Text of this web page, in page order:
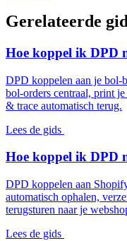
Gerelateerde
Hoe koppel ik DPD
DPD koppelen aan je
bol-orders centraal, print
& trace automatisch terug.
Lees de gids
Hoe koppel ik DPD
DPD koppelen aan
automatisch ophalen,
terugsturen naar je
Lees de gids